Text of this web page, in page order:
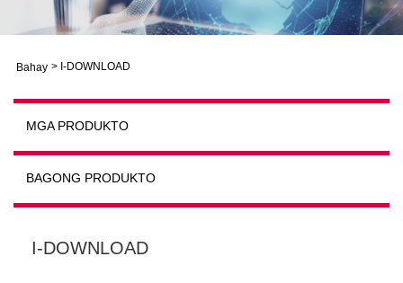
Bahay > I-DOWNLOAD
MGA PRODUKTO
BAGONG PRODUKTO
I-DOWNLOAD